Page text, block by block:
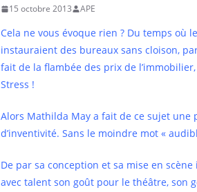
15 octobre 2013 APE
Cela ne vous évoque rien ? Du temps où
instauraient des bureaux sans cloison,
fait de la flambée des prix de
Stress !
Alors Mathilda May a fait de ce sujet
d’inventivité. Sans le moindre mot «
De par sa conception et sa mise en
avec talent son goût pour le théâtre, son